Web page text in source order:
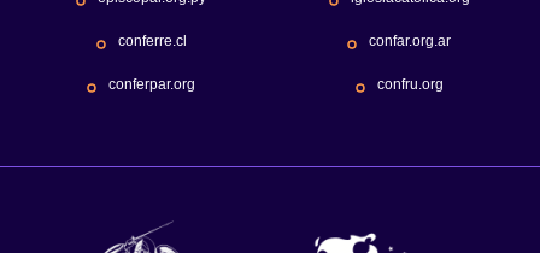
conferre.cl confar.org.ar
conferpar.org confru.org